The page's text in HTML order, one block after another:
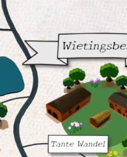
Wietingsbek
TanteWandel